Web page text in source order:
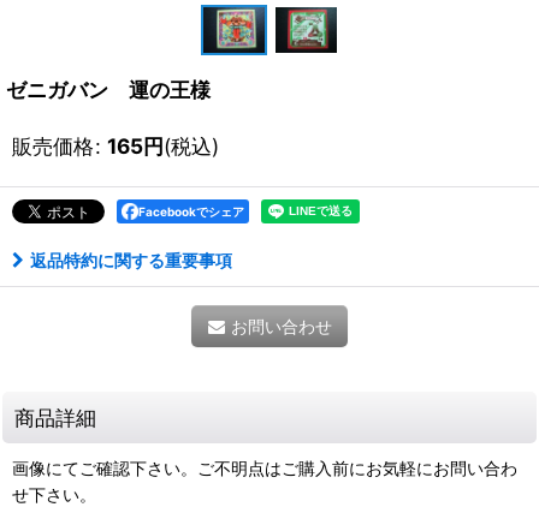
ゼニガバン 運の王様
販売価格: 165円(税込)
Facebookでシェア
返品特約に関する重要事項
お問い合わせ
商品詳細
画像にてご確認下さい。ご不明点はご購入前にお気軽にお問い合わ
せ下さい。